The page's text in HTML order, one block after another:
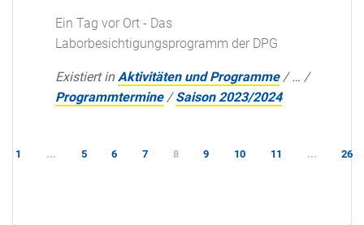
Ein Tag vor Ort - Das
Laborbesichtigungsprogramm der DPG
Existiert in Aktivitäten und Programme /… /
Programmtermine /Saison 2023/2024
1 ... 5 6 7 8 9 10 11 ... 26